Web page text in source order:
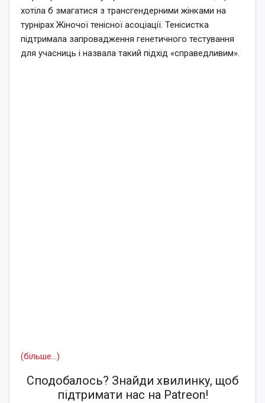
хотіла б змагатися з трансгендерними жінками на
турнірах Жіночої тенісної асоціації. Тенісистка
підтримала запровадження генетичного тестування
для учасниць і назвала такий підхід «справедливим».
(більше…)
Сподобалось? Знайди хвилинку, щоб
підтримати нас на Patreon!